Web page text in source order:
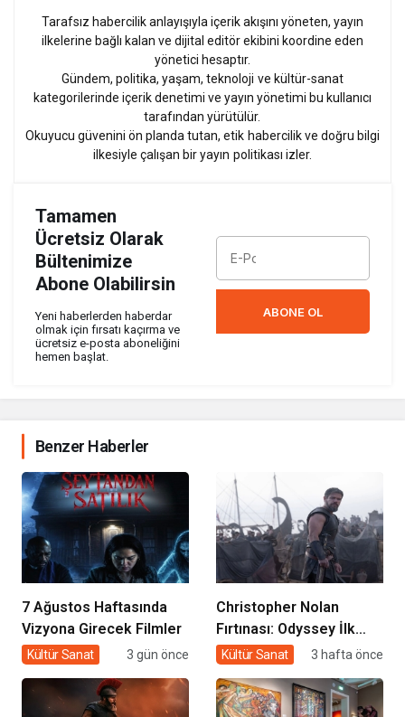
Tarafsız habercilik anlayışıyla içerik akışını yöneten, yayın
ilkelerine bağlı kalan ve dijital editör ekibini koordine eden
yönetici hesaptır.
Gündem, politika, yaşam, teknoloji ve kültür-sanat
kategorilerinde içerik denetimi ve yayın yönetimi bu kullanıcı
tarafından yürütülür.
Okuyucu güvenini ön planda tutan, etik habercilik ve doğru bilgi
ilkesiyle çalışan bir yayın politikası izler.
Tamamen
Ücretsiz Olarak
Bültenimize
Abone Olabilirsin
Yeni haberlerden haberdar
olmak için fırsatı kaçırma ve
ücretsiz e-posta aboneliğini
hemen başlat.
ABONE OL
Benzer Haberler
7 Ağustos Haftasında
Vizyona Girecek Filmler
Kültür Sanat 3 gün önce
Christopher Nolan
Fırtınası: Odyssey İlk
Hafta Sonunda Gişeyi
Kültür Sanat 3 hafta önce